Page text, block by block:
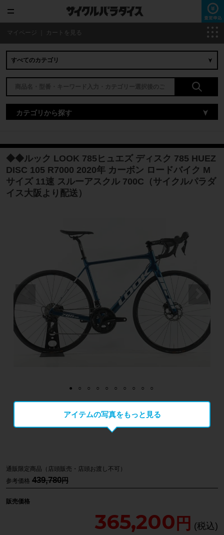
マイページ カートを見る
カテゴリから探す
◆◆ルック LOOK 785ヒュエズ ディスク 785 HUEZ
DISC 105 R7000 2020年 カーボン ロードバイク M
サイズ 11速 スルーアスクル 700C（サイクルパラダ
イス大阪より配送）
アイテムの写真をもっと見る
参考価格 439,780
販売価格
365,200
通販限定商品（店頭販売・店頭お渡し不可）